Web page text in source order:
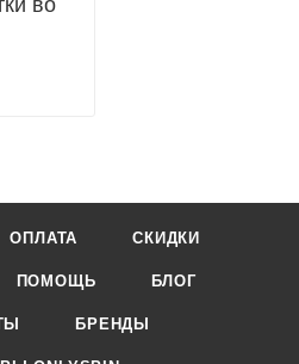
ОПЛАТА СКИДКИ
ПОМОЩЬ БЛОГ
БРЕНДЫ